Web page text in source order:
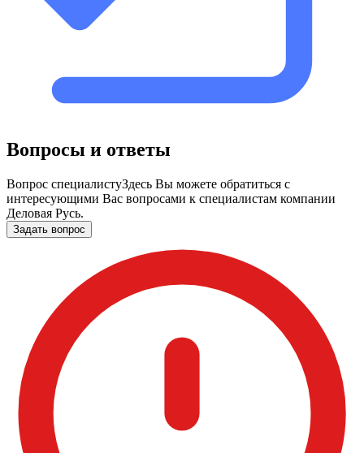
Вопросы и ответы
Вопрос специалистуЗдесь Вы можете обратиться с
интересующими Вас вопросами к специалистам компании
Деловая Русь.
Задать вопрос